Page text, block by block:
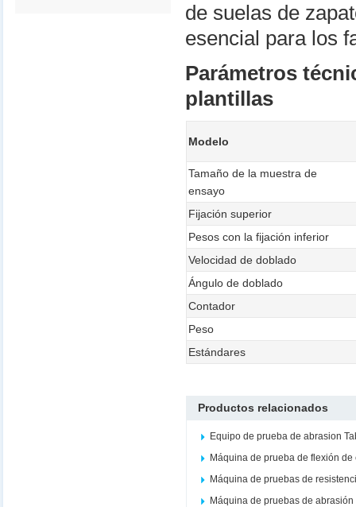
de suelas de
esencial para los
Parámetros
plantillas
Modelo
Tamaño de la muestra de
ensayo
Fijación superior
Pesos con la fijación inferior
Velocidad de doblado
Ángulo de doblado
Contador
Peso
Estándares
Productos relacionados
Equipo de prueba de abrasion
Máquina de prueba de flexión de
Máquina de pruebas de
Máquina de pruebas de